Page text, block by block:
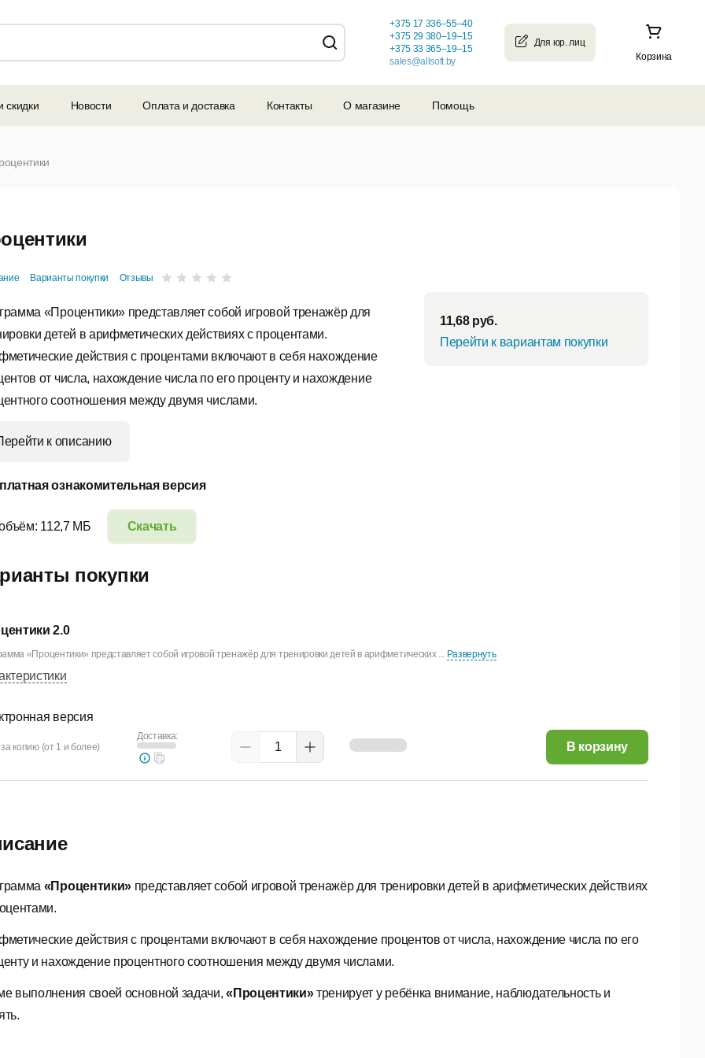
Корзина
+375 17 336–55–40
+375 29 380–19–15
+375 33 365–19–15
sales@allsoft.by
скидки Новости Оплата и доставка Контакты О магазине Помощь
Варианты покупки Отзывы
«Процентики» представляет собой игровой тренажёр для
детей в арифметических действиях с процентами.
действия с процентами включают в себя нахождение
от числа, нахождение числа по его проценту и нахождение
соотношения между двумя числами.
к описанию
11,68руб.
Перейти к вариантам покупки
ознакомительная версия
Скачать
112,7 МБ
«Процентики»представляет собой игровой тренажёр для тренировки детей в арифметических действиях
действия с процентами включают в себя нахождение процентов от числа, нахождение числа по его
и нахождение процентного соотношения между двумя числами.
выполнения своей основной задачи, «Процентики»тренирует у ребёнка внимание, наблюдательность и
покупки
2.0
«Процентики» представляет собой игровой тренажёр для тренировки детей в арифметических ... Развернуть
версия
копию (от 1 и более)
Доставка:
11,68 руб. В корзину